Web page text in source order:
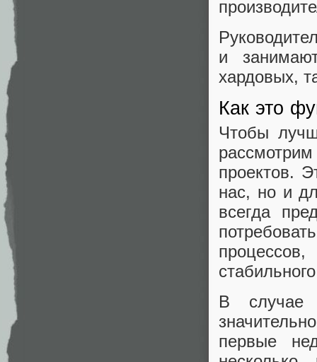
и
хардовых,
Как это
Чтобы
проектов.
нас, но и
всегда
В случае
первые